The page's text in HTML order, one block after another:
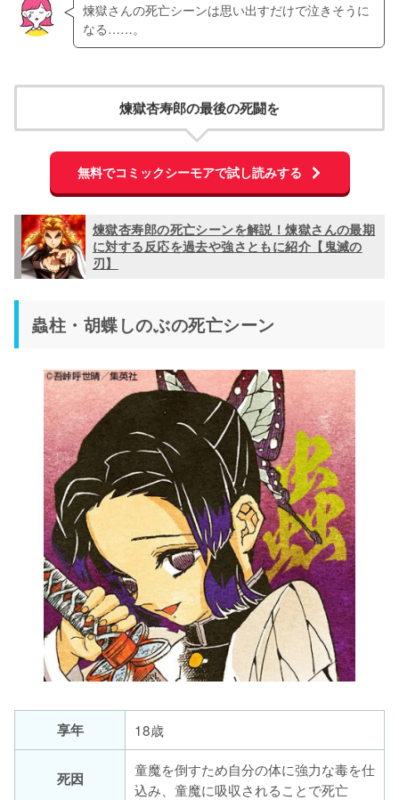
煉獄さんの死亡シーンは思い出すだけで泣きそうに
なる……。
煉獄杏寿郎の最後の死闘を
無料でコミックシーモアで試し読みする
煉獄杏寿郎の死亡シーンを解説！煉獄さんの最期
に対する反応を過去や強さともに紹介【鬼滅の
刃】
蟲柱・胡蝶しのぶの死亡シーン
享年 18歳
死因
童魔を倒すため自分の体に強力な毒を仕
込み、童魔に吸収されることで死亡